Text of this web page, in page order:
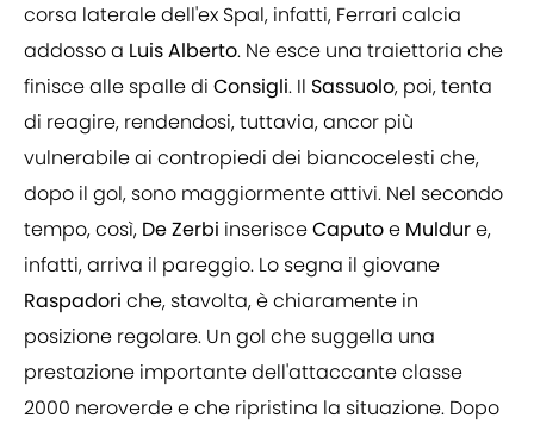
corsa laterale dell'ex Spal, infatti, Ferrari calcia
addosso a LuisAlberto. Ne esce una traiettoria che
finisce alle spalle di Consigli. Il Sassuolo, poi, tenta
di reagire, rendendosi, tuttavia, ancor più
vulnerabile ai contropiedi dei biancocelesti che,
dopo il gol, sono maggiormente attivi. Nel secondo
tempo, così, De Zerbi inserisceCaputoe Muldure,
infatti, arriva il pareggio. Lo segna il giovane
Raspadori che, stavolta, è chiaramente in
posizione regolare. Un gol che suggella una
prestazione importante dell'attaccante classe
2000 neroverde e che ripristina la situazione. Dopo